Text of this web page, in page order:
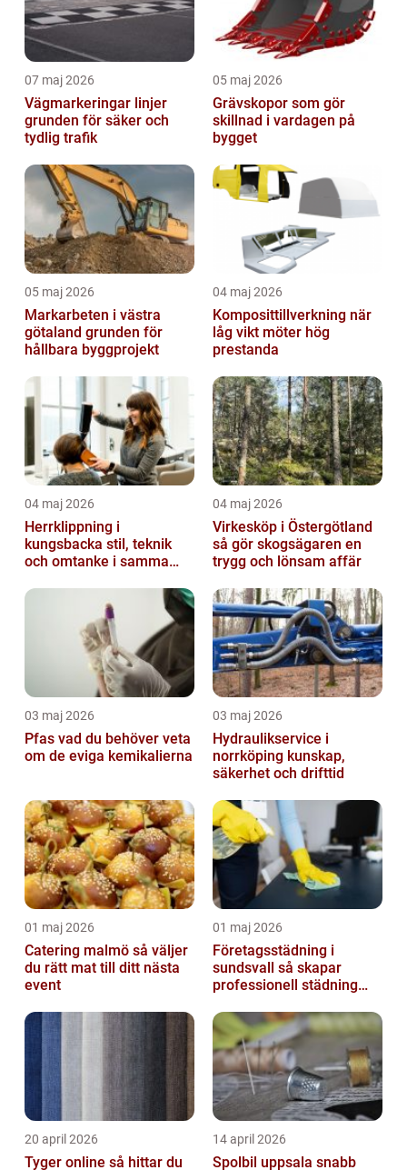
07 maj 2026
Vägmarkeringar linjer
grunden för säker och
tydlig trafik
05 maj 2026
Grävskopor som gör
skillnad i vardagen på
bygget
05 maj 2026
Markarbeten i västra
götaland grunden för
hållbara byggprojekt
04 maj 2026
Komposittillverkning när
låg vikt möter hög
prestanda
04 maj 2026
Herrklippning i
kungsbacka stil, teknik
och omtanke i samma
04 maj 2026
Virkesköp i Östergötland
så gör skogsägaren en
trygg och lönsam affär
03 maj 2026
Pfas vad du behöver veta
om de eviga kemikalierna
03 maj 2026
Hydraulikservice i
norrköping kunskap,
säkerhet och drifttid
01 maj 2026
Catering malmö så väljer
du rätt mat till ditt nästa
event
01 maj 2026
Företagsstädning i
sundsvall så skapar
professionell städning
starkare varum...
20 april 2026
Tyger online så hittar du
14 april 2026
Spolbil uppsala snabb